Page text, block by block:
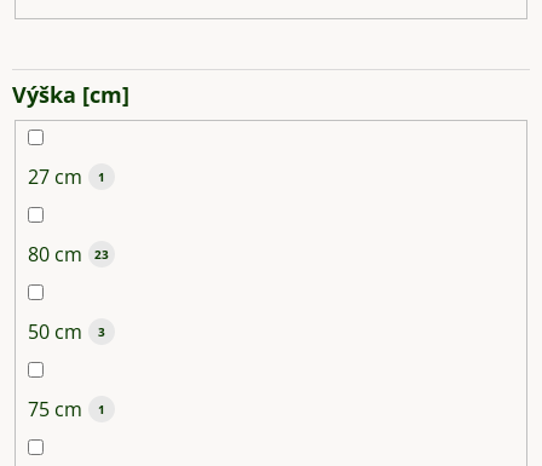
Výška [cm]
27 cm 1
80 cm 23
50 cm 3
75 cm 1